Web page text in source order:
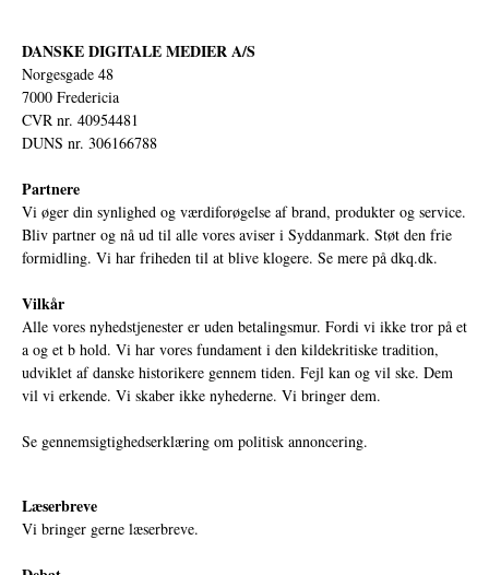
DANSKE DIGITALE MEDIER A/S
Norgesgade 48
7000 Fredericia
CVR nr. 40954481
DUNS nr. 306166788
Partnere
Vi øger din synlighed og værdiforøgelse af brand, produkter og service.
Bliv partner og nå ud til alle vores aviser i Syddanmark. Støt den frie
formidling. Vi har friheden til at blive klogere. Se mere på dkq.dk.
Vilkår
Alle vores nyhedstjenester er uden betalingsmur. Fordi vi ikke tror på et
a og et b hold. Vi har vores fundament i den kildekritiske tradition,
udviklet af danske historikere gennem tiden. Fejl kan og vil ske. Dem
vil vi erkende. Vi skaber ikke nyhederne. Vi bringer dem.
Se gennemsigtighedserklæring om politisk annoncering.
Læserbreve
Vi bringer gerne læserbreve.